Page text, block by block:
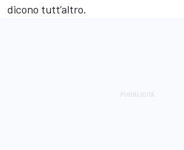
dicono tutt’altro.